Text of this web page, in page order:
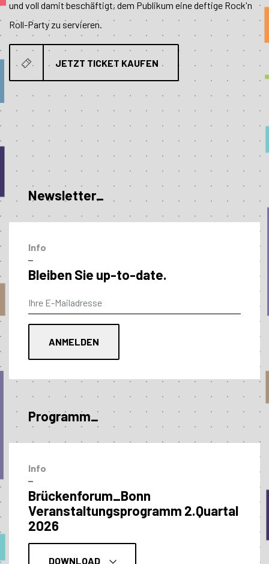
und voll damit beschäftigt, dem Publikum eine deftige Rock'n
Roll-Party zu servieren.
JETZT TICKET KAUFEN
Newsletter_
Info
–
Bleiben Sie up-to-date.
Programm_
Info
–
Brückenforum_Bonn
Veranstaltungs­programm 2.Quartal
2026
DOWNLOAD